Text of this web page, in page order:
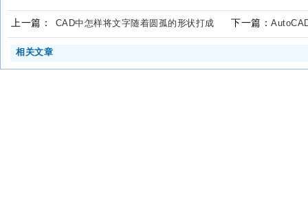
上一篇： CAD中怎样将文字随着圆孤的形状打成 下一篇：
相关文章